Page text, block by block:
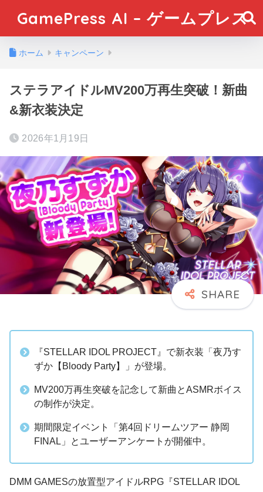
GamePress AI – ゲームプレス
ホーム キャンペーン
ステラアイドルMV200万再生突破！新曲
&新衣装決定
2026年1月19日
『STELLAR IDOL PROJECT』で新衣装「夜乃す
ずか【Bloody Party】」が登場。
MV200万再生突破を記念して新曲とASMRボイス
の制作が決定。
期間限定イベント「第4回ドリームツアー 静岡
FINAL」とユーザーアンケートが開催中。
DMM GAMESの放置型アイドルRPG『STELLAR IDOL